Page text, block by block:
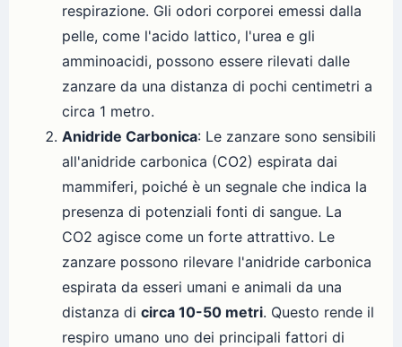
respirazione. Gli odori corporei emessi dalla
pelle, come l'acido lattico, l'urea e gli
amminoacidi, possono essere rilevati dalle
zanzare da una distanza di pochi centimetri a
circa 1 metro.
Anidride Carbonica: Le zanzare sono sensibili
all'anidride carbonica (CO2) espirata dai
mammiferi, poiché è un segnale che indica la
presenza di potenziali fonti di sangue. La
CO2 agisce come un forte attrattivo. Le
zanzare possono rilevare l'anidride carbonica
espirata da esseri umani e animali da una
distanza di circa 10-50 metri. Questo rende il
respiro umano uno dei principali fattori di